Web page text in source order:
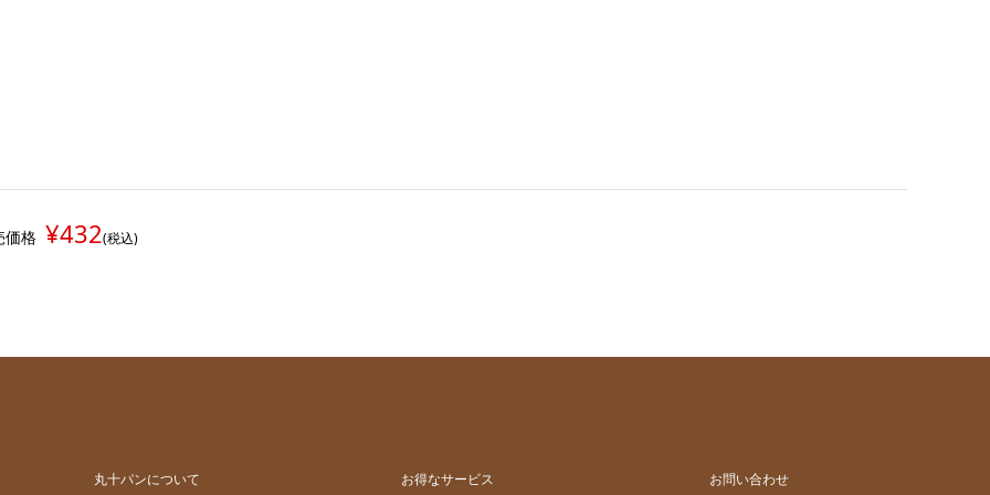
価格 ¥432(税込)
丸十パンについて お得なサービス お問い合わせ